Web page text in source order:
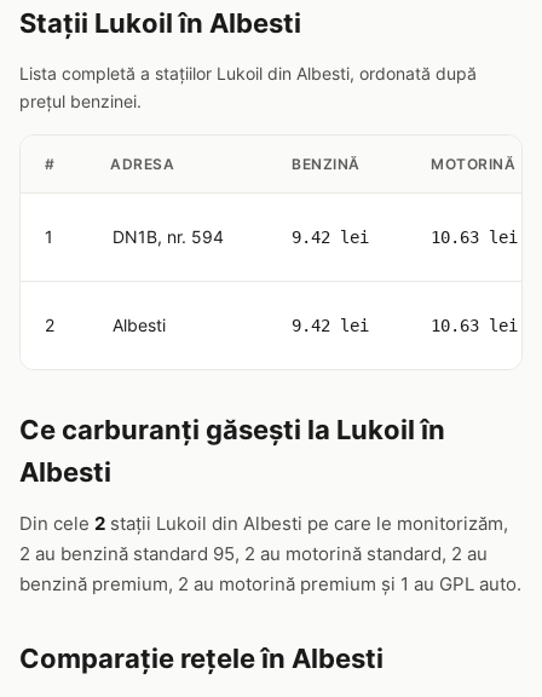
Stații Lukoil în Albesti
Lista completă a stațiilor Lukoil din Albesti, ordonată după
prețul benzinei.
# ADRESA BENZINĂ MOTORINĂ
1 DN1B, nr. 594 9.42 lei 10.63 lei
2 Albesti 9.42 lei 10.63 lei
Ce carburanți găsești la Lukoil în
Albesti
Din cele 2 stații Lukoil din Albesti pe care le monitorizăm,
2 au benzină standard 95, 2 au motorină standard, 2 au
benzină premium, 2 au motorină premium și 1 au GPL auto.
Comparație rețele în Albesti